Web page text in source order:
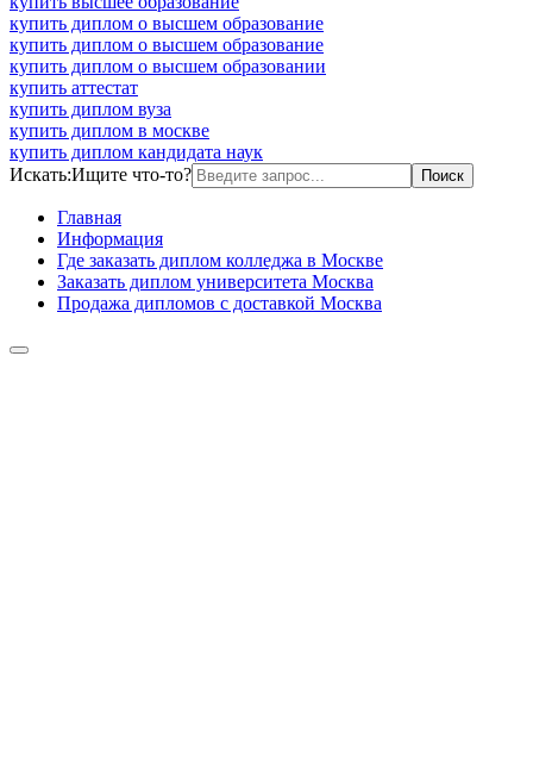
купить диплом о высшем образование
купить диплом о высшем образование
купить диплом о высшем образовании
купить аттестат
купить диплом вуза
купить диплом в москве
купить диплом кандидата наук
Искать:Ищите что-то?
Главная
Информация
Где заказать диплом колледжа в Москве
Заказать диплом университета Москва
Продажа дипломов с доставкой Москва